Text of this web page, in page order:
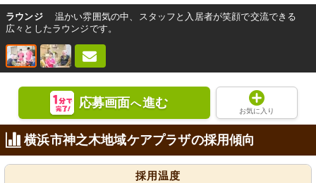
ラウンジ
温かい雰囲気の中、スタッフと入居者が笑顔で交流できる
広々としたラウンジです。
応募画面へ進む
お気に入り
横浜市神之木地域ケアプラザの採用傾向
採用温度